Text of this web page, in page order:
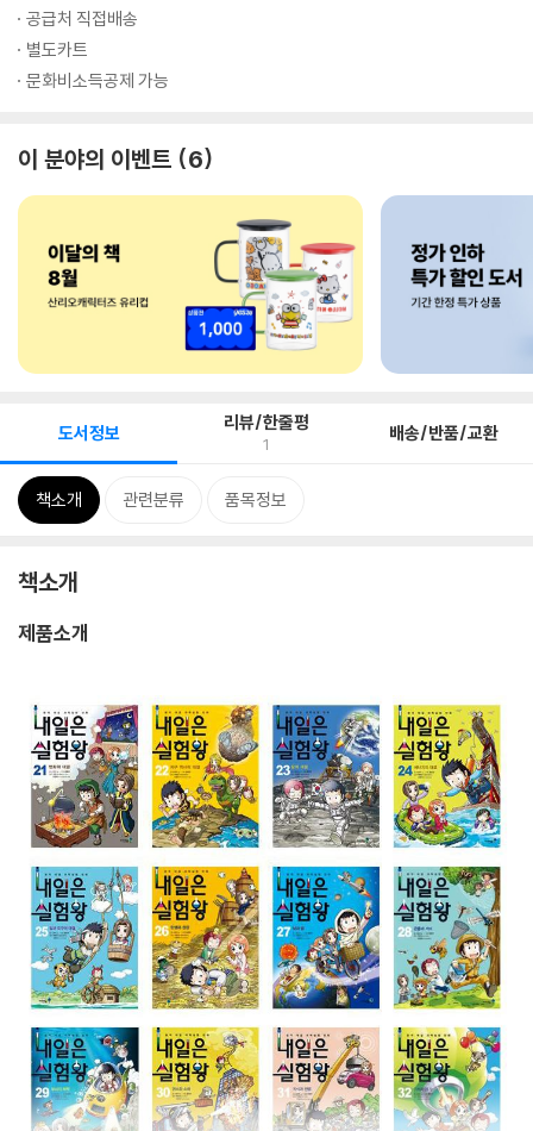
공급처 직접배송
별도카트
문화비소득공제 가능
이 분야의 이벤트 6
도서정보 리뷰/한줄평
1 배송/반품/교환
책소개 관련분류 품목정보
책소개
제품소개